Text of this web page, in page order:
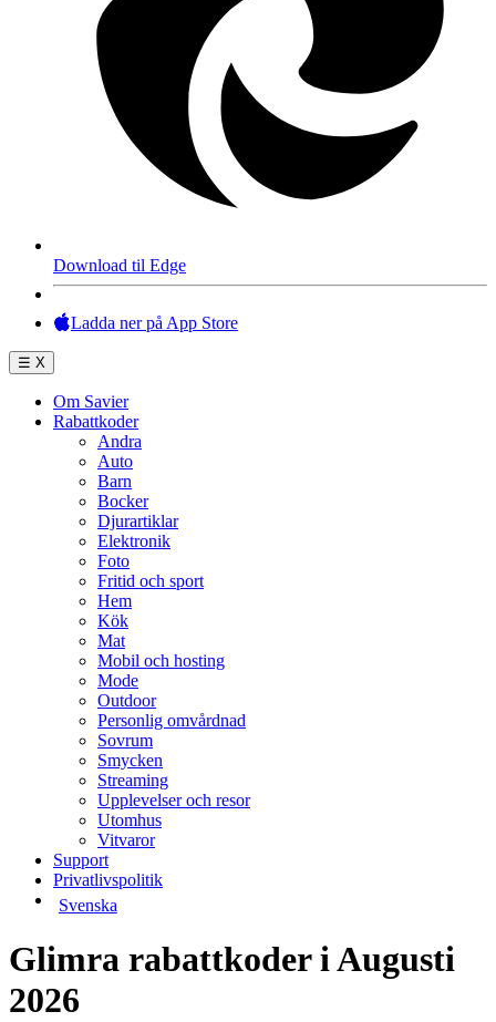
Download til Edge
Ladda ner på App Store
☰ X
Om Savier
Rabattkoder
Andra
Auto
Barn
Bocker
Djurartiklar
Elektronik
Foto
Fritid och sport
Hem
Kök
Mat
Mobil och hosting
Mode
Outdoor
Personlig omvårdnad
Sovrum
Smycken
Streaming
Upplevelser och resor
Utomhus
Vitvaror
Support
Privatlivspolitik
Svenska
Glimra rabattkoder i Augusti
2026